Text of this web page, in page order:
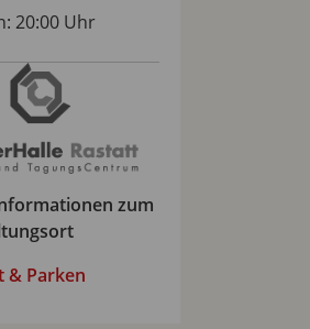
20:00 Uhr
zum
Parken